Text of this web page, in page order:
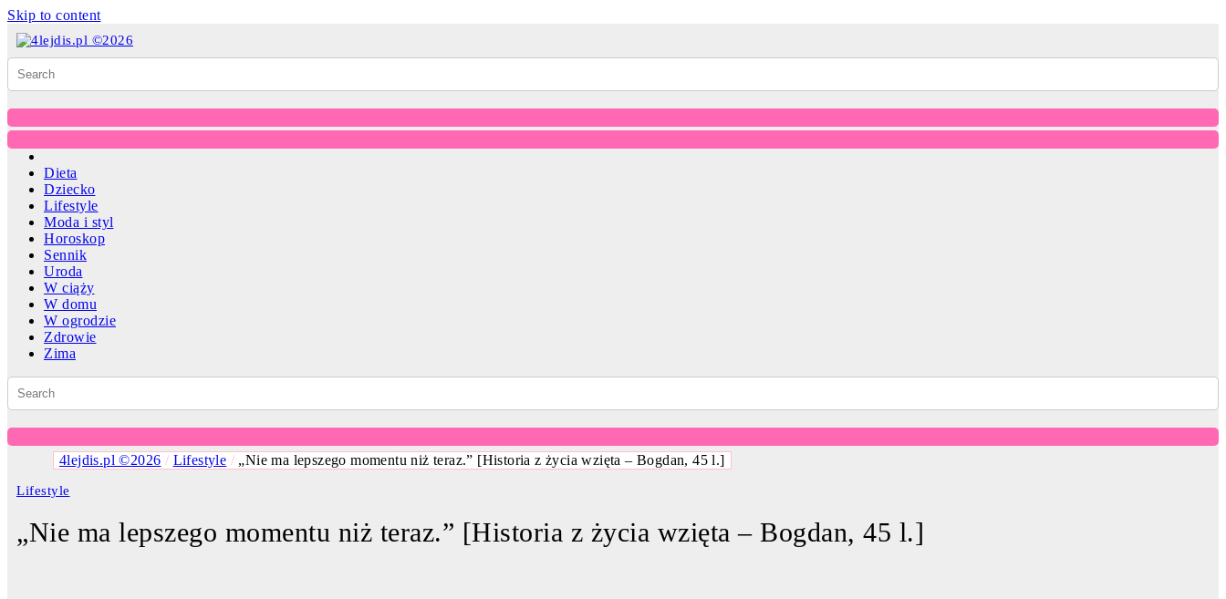
Skip to content
Dieta
Dziecko
Lifestyle
Moda i styl
Horoskop
Sennik
Uroda
W ciąży
W domu
W ogrodzie
Zdrowie
Zima
4lejdis.pl ©2026 / Lifestyle / „Nie ma lepszego momentu niż teraz.” [Historia z życia wzięta – Bogdan, 45 l.]
Lifestyle
„Nie ma lepszego momentu niż teraz.” [Historia z życia wzięta – Bogdan, 45 l.]